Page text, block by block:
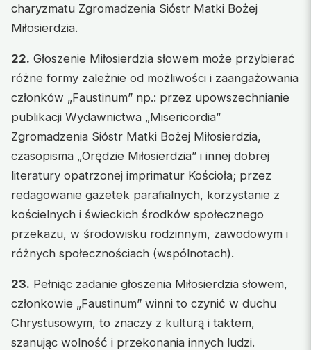
charyzmatu Zgromadzenia Sióstr Matki Bożej
Miłosierdzia.
22. Głoszenie Miłosierdzia słowem może przybierać
różne formy zależnie od możliwości i zaangażowania
członków „Faustinum” np.: przez upowszechnianie
publikacji Wydawnictwa „Misericordia”
Zgromadzenia Sióstr Matki Bożej Miłosierdzia,
czasopisma „Orędzie Miłosierdzia” i innej dobrej
literatury opatrzonej imprimatur Kościoła; przez
redagowanie gazetek parafialnych, korzystanie z
kościelnych i świeckich środków społecznego
przekazu, w środowisku rodzinnym, zawodowym i
różnych społecznościach (wspólnotach).
23. Pełniąc zadanie głoszenia Miłosierdzia słowem,
członkowie „Faustinum” winni to czynić w duchu
Chrystusowym, to znaczy z kulturą i taktem,
szanując wolność i przekonania innych ludzi.